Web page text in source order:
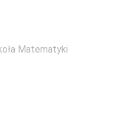
Matematyki